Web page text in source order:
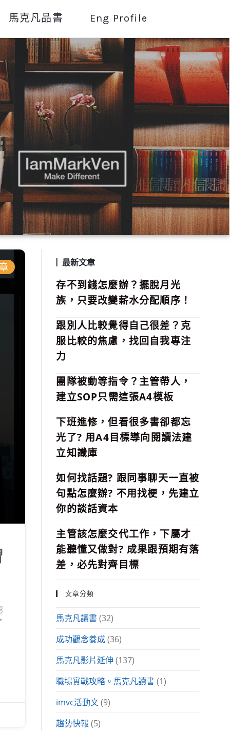
馬克凡品書 Eng Profile
最新文章
存不到錢怎麼辦？擺脫月光
族，只要改變薪水分配順序！
跟別人比較覺得自己很差？克
服比較的焦慮，找回自我專注
力
團隊被動等指令？主管帶人，
建立SOP只需這張A4模板
下班進修，但看很多書卻都忘
光了? 用A4目標導向閱讀法建
立知識庫
如何找話題? 跟同事聊天一直被
句點怎麼辦? 不用找梗，先建立
你的談話資本
主管該怎麼交代工作，下屬才
能聽懂又做對? 成果跟預期有落
差，必先對齊目標
文章分類
馬克凡讀書 (32)
成功觀念養成 (36)
馬克凡影片延伸 (137)
職場實戰攻略。馬克凡讀書 (1)
imvc活動文 (9)
趨勢快報 (5)